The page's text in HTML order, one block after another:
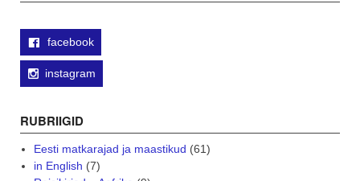
facebook
instagram
RUBRIIGID
Eesti matkarajad ja maastikud (61)
in English (7)